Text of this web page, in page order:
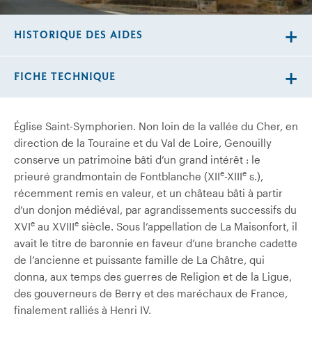
Église Saint-Symphorien. Non loin de la vallée du Cher, en
direction de la Touraine et du Val de Loire, Genouilly
conserve un patrimoine bâti d’un grand intérêt : le
prieuré grandmontain de Fontblanche (XIIe-XIIIe s.),
récemment remis en valeur, et un château bâti à partir
d’un donjon médiéval, par agrandissements successifs du
XVIe au XVIIIe siècle. Sous l’appellation de La Maisonfort, il
avait le titre de baronnie en faveur d’une branche cadette
de l’ancienne et puissante famille de La Châtre, qui
donna, aux temps des guerres de Religion et de la Ligue,
des gouverneurs de Berry et des maréchaux de France,
finalement ralliés à Henri IV.
HISTORIQUE DES AIDES
FICHE TECHNIQUE